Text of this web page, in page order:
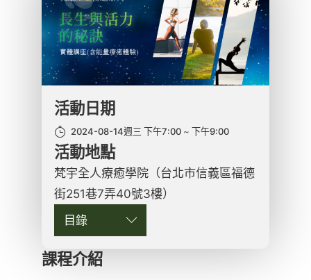
課程介紹
活動日期
2024-08-14週三 下午7:00 下午9:00
活動地點
梵宇全人療癒學院（台北市信義區福德
街251巷7弄40號3樓）
目錄